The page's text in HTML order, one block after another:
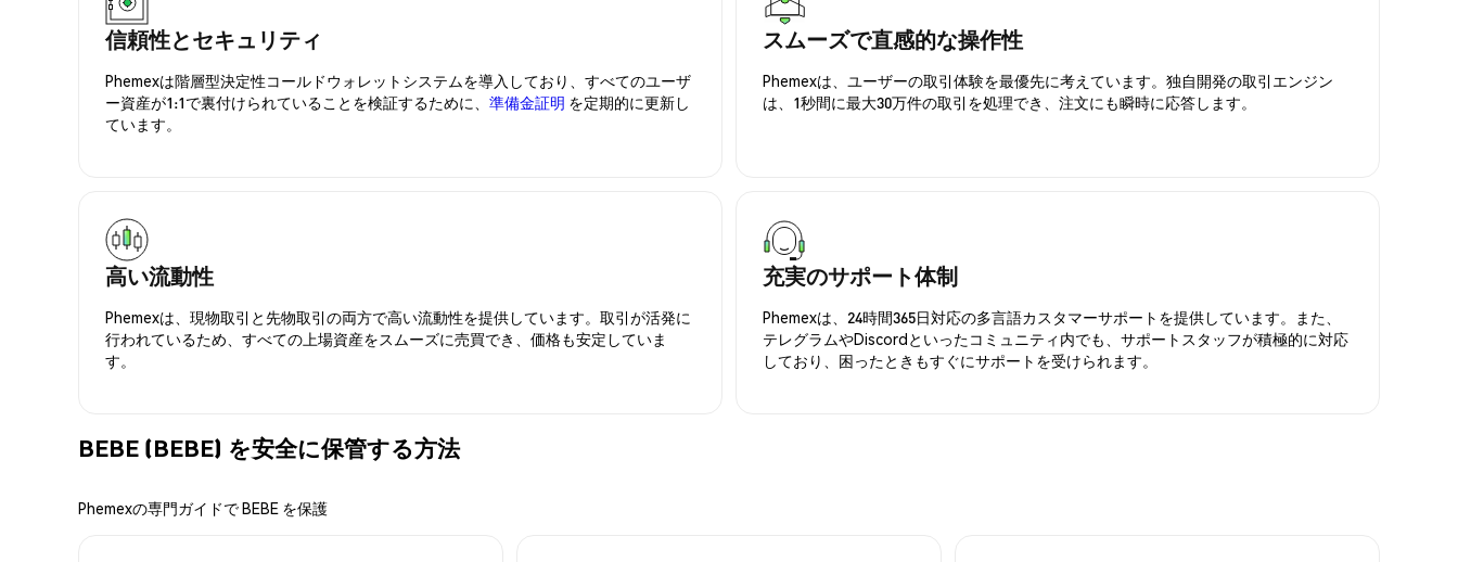
信頼性とセキュリティ
Phemexは階層型決定性コールドウォレットシステムを導入しており、すべてのユーザ
ー資産が1:1で裏付けられていることを検証するために、 準備金証明 を定期的に更新し
ています。
スムーズで直感的な操作性
Phemexは、ユーザーの取引体験を最優先に考えています。独自開発の取引エンジン
は、1秒間に最大30万件の取引を処理でき、注文にも瞬時に応答します。
高い流動性
Phemexは、現物取引と先物取引の両方で高い流動性を提供しています。取引が活発に
行われているため、すべての上場資産をスムーズに売買でき、価格も安定していま
す。
充実のサポート体制
Phemexは、24時間365日対応の多言語カスタマーサポートを提供しています。また、
テレグラムやDiscordといったコミュニティ内でも、サポートスタッフが積極的に対応
しており、困ったときもすぐにサポートを受けられます。
BEBE (BEBE) を安全に保管する方法
Phemexの専門ガイドで BEBE を保護